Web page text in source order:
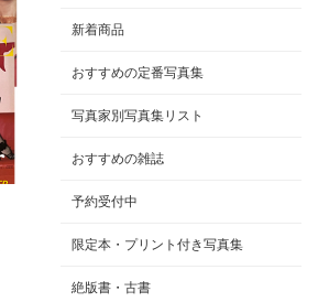
新着商品
おすすめの定番写真集
写真家別写真集リスト
おすすめの雑誌
予約受付中
限定本・プリント付き写真集
絶版書・古書